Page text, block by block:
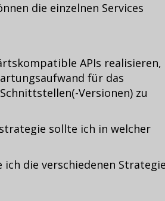
die einzelnen Services
APIs realisieren,
für das
Versionen) zu
sollte ich in welcher
die verschiedenen